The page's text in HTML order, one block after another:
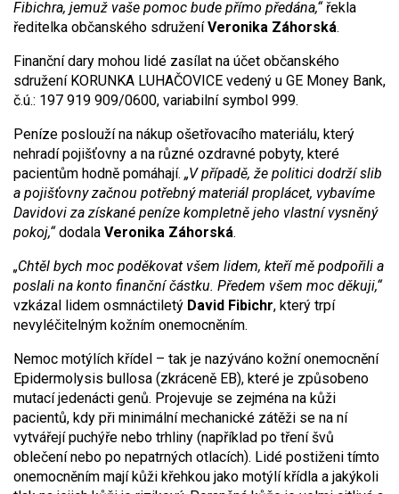
Fibichra, jemuž vaše pomoc bude přímo předána,“řekla
ředitelka občanského sdruženíVeronika Záhorská.
Finanční dary mohou lidé zasílat na účet občanského
sdružení KORUNKA LUHAČOVICE vedený u GE Money Bank,
č.ú.: 197 919 909/0600, variabilní symbol 999.
Peníze poslouží na nákup ošetřovacího materiálu, který
nehradí pojišťovny a na různé ozdravné pobyty, které
pacientům hodně pomáhají. „V případě, že politici dodrží slib
a pojišťovny začnou potřebný materiál proplácet, vybavíme
Davidovi za získané peníze kompletně jeho vlastní vysněný
pokoj,“dodala Veronika Záhorská.
„Chtěl bych moc poděkovat všem lidem, kteří mě podpořili a
poslali na konto finanční částku. Předem všem moc děkuji,“
vzkázal lidem osmnáctiletý David Fibichr, který trpí
nevyléčitelným kožním onemocněním.
Nemoc motýlích křídel – tak je nazýváno kožní onemocnění
Epidermolysis bullosa (zkráceně EB), které je způsobeno
mutací jedenácti genů. Projevuje se zejména na kůži
pacientů, kdy při minimální mechanické zátěži se na ní
vytvářejí puchýře nebo trhliny (například po tření švů
oblečení nebo po nepatrných otlacích). Lidé postiženi tímto
onemocněním mají kůži křehkou jako motýlí křídla a jakýkoli